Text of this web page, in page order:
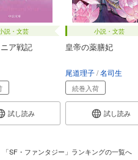
説・文芸
ア戦記
試し読み
小説・文芸
皇帝の薬膳妃
尾道理子 名司生
続巻入荷
試し読み
「SF・ファンタジー」ランキングの一覧へ